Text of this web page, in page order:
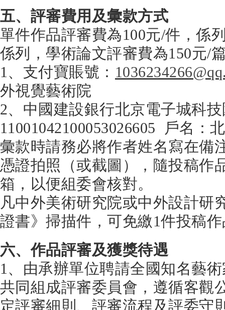
五、評審費用及彙款方式
單件作品評審費為100元/件，係
係列，學術論文評審費為150元/
1、支付寶賬號：
外視覺藝術院
2、中國建設銀行北京電子城科
11001042100053026605 戶名：
彙款時請務必將作者姓名寫在備
憑證拍照（或截圖），隨投稿作
箱，以便組委會核對。
凡中外美術研究院或中外設計研
證書》掃描件，可免繳1件投稿
六、作品評審及獲獎待遇
1、由承辦單位聘請全國知名藝
共同組成評審委員會，遵循客觀
定評審細則、評審流程及評委守